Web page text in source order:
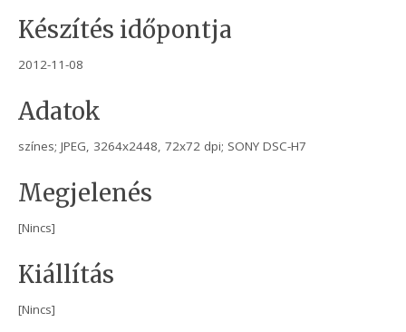
Készítés időpontja
2012-11-08
Adatok
színes; JPEG, 3264x2448, 72x72 dpi; SONY DSC-H7
Megjelenés
[Nincs]
Kiállítás
[Nincs]